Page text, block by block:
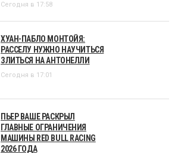
Сегодня в 17:58
ХУАН-ПАБЛО МОНТОЙЯ:
РАССЕЛУ НУЖНО НАУЧИТЬСЯ
ЗЛИТЬСЯ НА АНТОНЕЛЛИ
Сегодня в 17:01
ПЬЕР ВАШЕ РАСКРЫЛ
ГЛАВНЫЕ ОГРАНИЧЕНИЯ
МАШИНЫ RED BULL RACING
2026 ГОДА